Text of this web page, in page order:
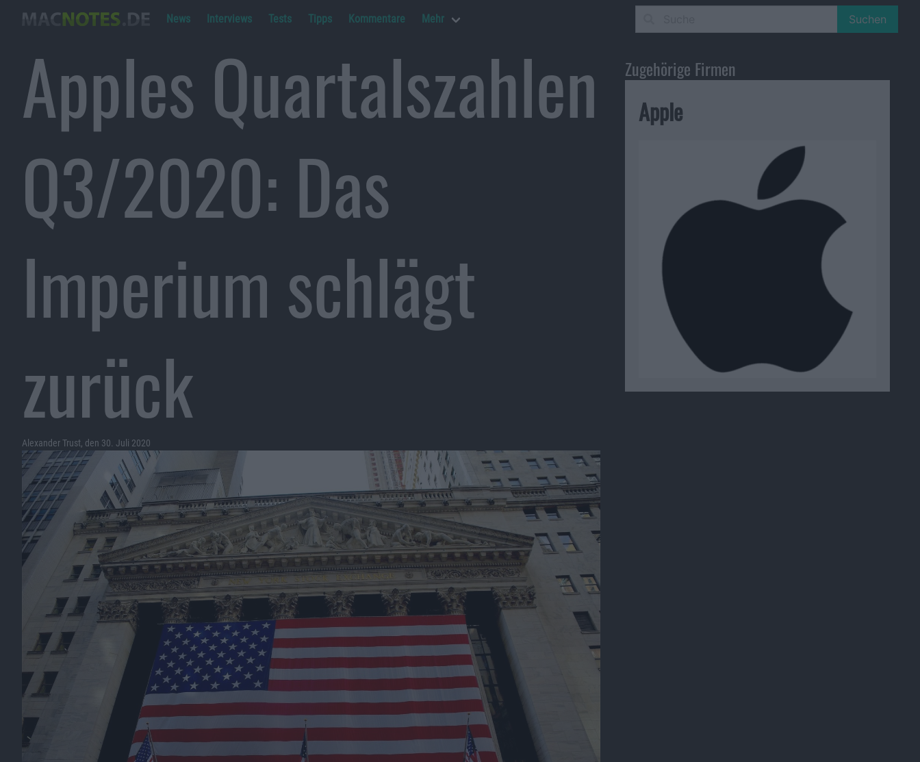
News Interviews Tests Tipps Kommentare Mehr Suchen
Apples Quartalszahlen
Q3/2020: Das
Imperium schlägt
zurück
Alexander Trust, den 30. Juli 2020
Zugehörige Firmen
Apple